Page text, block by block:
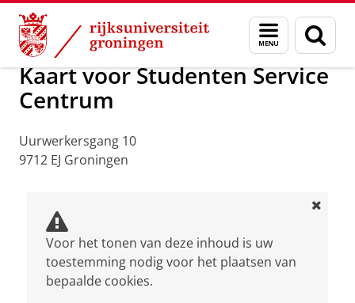
Skip
Content
Skip
Navigation
Menu
en
zoeken
Over ons Praktische zaken Waar vindt u ons
Kaart voor Studenten Service
Centrum
Uurwerkersgang 10
9712 EJ Groningen
Voor het tonen van deze inhoud is uw
toestemming nodig voor het plaatsen van
bepaalde cookies.